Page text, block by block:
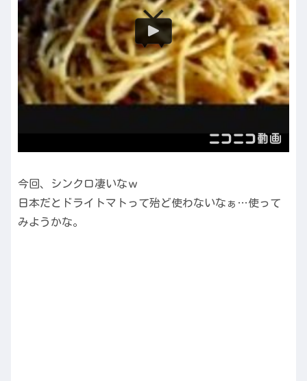
今回、シンクロ凄いなｗ
日本だとドライトマトって殆ど使わないなぁ…使って
みようかな。